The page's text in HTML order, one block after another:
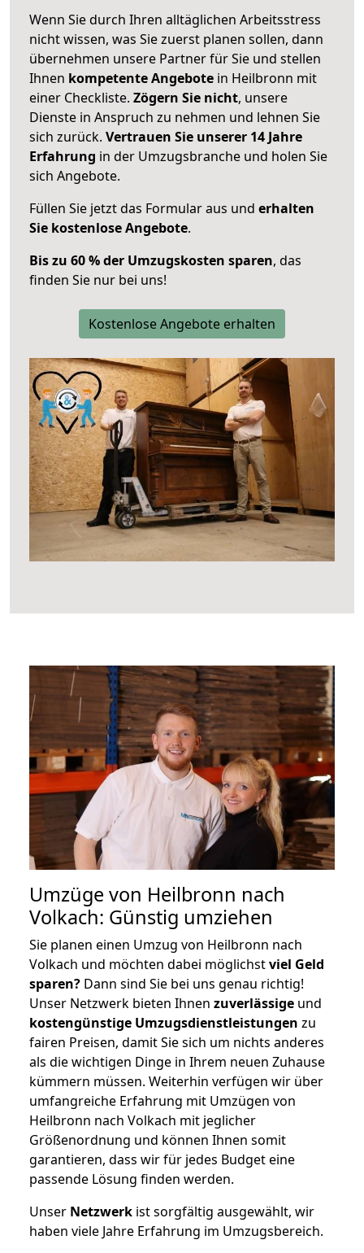
Wenn Sie durch Ihren alltäglichen Arbeitsstress
nicht wissen, was Sie zuerst planen sollen, dann
übernehmen unsere Partner für Sie und stellen
Ihnen kompetente Angebote in Heilbronn mit
einer Checkliste. Zögern Sie nicht, unsere
Dienste in Anspruch zu nehmen und lehnen Sie
sich zurück. Vertrauen Sie unserer 14 Jahre
Erfahrung in der Umzugsbranche und holen Sie
sich Angebote.
Füllen Sie jetzt das Formular aus und erhalten
Sie kostenlose Angebote.
Bis zu 60 % der Umzugskosten sparen, das
finden Sie nur bei uns!
Kostenlose Angebote erhalten
Umzüge von Heilbronn nach
Volkach: Günstig umziehen
Sie planen einen Umzug von Heilbronn nach
Volkach und möchten dabei möglichstviel Geld
sparen? Dann sind Sie bei uns genau richtig!
Unser Netzwerk bieten Ihnen zuverlässige und
kostengünstige Umzugsdienstleistungen zu
fairen Preisen, damit Sie sich um nichts anderes
als die wichtigen Dinge in Ihrem neuen Zuhause
kümmern müssen. Weiterhin verfügen wir über
umfangreiche Erfahrung mit Umzügen von
Heilbronn nach Volkach mit jeglicher
Größenordnung und können Ihnen somit
garantieren, dass wir für jedes Budget eine
passende Lösung finden werden.
Unser Netzwerk ist sorgfältig ausgewählt, wir
haben viele Jahre Erfahrung im Umzugsbereich.